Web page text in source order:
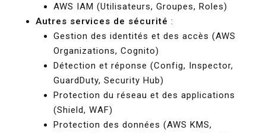
AWS IAM (Utilisateurs, Groupes, Roles)
Autres services de sécurité :
Gestion des identités et des accès (AWS
Organizations, Cognito)
Détection et réponse (Config, Inspector,
GuardDuty, Security Hub)
Protection du réseau et des applications
(Shield, WAF)
Protection des données (AWS KMS,